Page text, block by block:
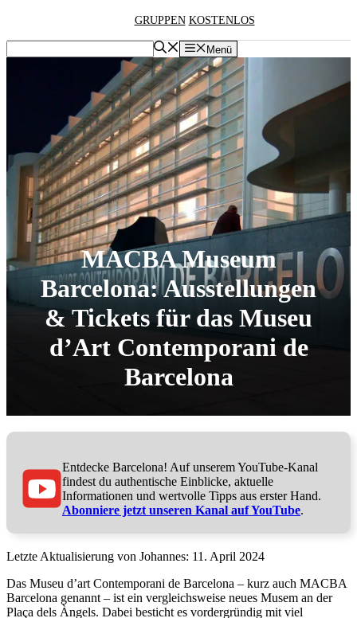
GRUPPEN KOSTENLOS
Menü
MACBA Museum
Barcelona: Ausstellungen
& Tickets für das Museu
d’Art Contemporani de
Barcelona
Entdecke Barcelona! Auf unserem YouTube-Kanal
findest du authentische Einblicke, aktuelle
Informationen und wertvolle Tipps aus erster Hand.
Abonniere jetzt unseren Kanal auf YouTube.
11. April 2024
Das Museu d’art Contemporani de Barcelona – kurz auch MACBA
Barcelona genannt – ist ein vergleichsweise neues Musem an der
Plaça dels Àngels. Dabei besticht es vordergründig mit viel